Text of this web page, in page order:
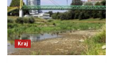
Kraj